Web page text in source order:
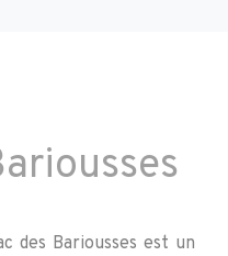
des Bariousses est un